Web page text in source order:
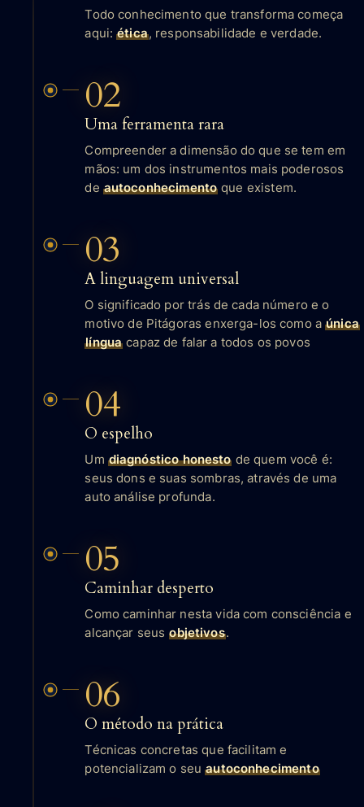
Todo conhecimento que transforma começa
aqui:ética, responsabilidade e verdade.
02
Uma ferramenta rara
Compreender a dimensão do que se tem em
mãos: um dos instrumentos mais poderosos
de autoconhecimento que existem.
03
A linguagem universal
O significado por trás de cada número e o
motivo de Pitágoras enxerga-los como aúnica
língua capaz de falar a todos os povos
04
O espelho
Um diagnóstico honesto de quem você é:
seus dons e suas sombras, através de uma
auto análise profunda.
05
Caminhar desperto
Como caminhar nesta vida com consciência e
alcançar seus objetivos.
06
O método na prática
Técnicas concretas que facilitam e
potencializam o seuautoconhecimento